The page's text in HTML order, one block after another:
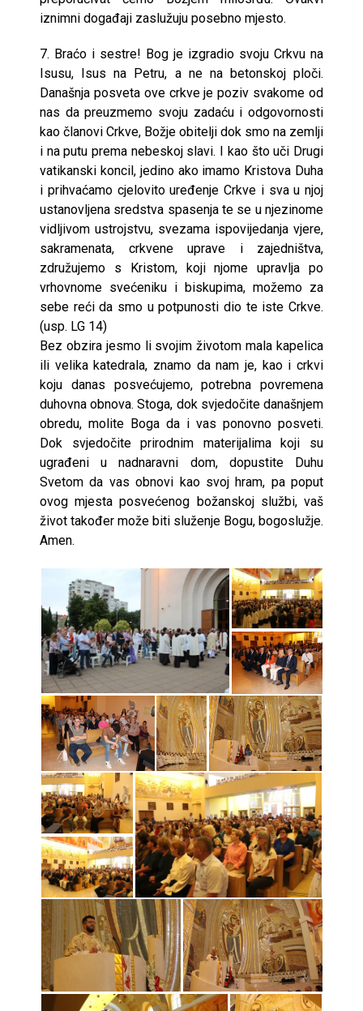
iznimni događaji zaslužuju posebno mjesto.
7. Braćo i sestre! Bog je izgradio svoju Crkvu na
Isusu, Isus na Petru, a ne na betonskoj ploči.
Današnja posveta ove crkve je poziv svakome od
nas da preuzmemo svoju zadaću i odgovornosti
kao članovi Crkve, Božje obitelji dok smo na zemlji
i na putu prema nebeskoj slavi. I kao što uči Drugi
vatikanski koncil, jedino ako imamo Kristova Duha
i prihvaćamo cjelovito uređenje Crkve i sva u njoj
ustanovljena sredstva spasenja te se u njezinome
vidljivom ustrojstvu, svezama ispovijedanja vjere,
sakramenata, crkvene uprave i zajedništva,
združujemo s Kristom, koji njome upravlja po
vrhovnome svećeniku i biskupima, možemo za
sebe reći da smo u potpunosti dio te iste Crkve.
(usp. LG 14)
Bez obzira jesmo li svojim životom mala kapelica
ili velika katedrala, znamo da nam je, kao i crkvi
koju danas posvećujemo, potrebna povremena
duhovna obnova. Stoga, dok svjedočite današnjem
obredu, molite Boga da i vas ponovno posveti.
Dok svjedočite prirodnim materijalima koji su
ugrađeni u nadnaravni dom, dopustite Duhu
Svetom da vas obnovi kao svoj hram, pa poput
ovog mjesta posvećenog božanskoj službi, vaš
život također može biti služenje Bogu, bogoslužje.
Amen.